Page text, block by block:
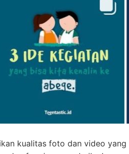
kualitas foto dan video